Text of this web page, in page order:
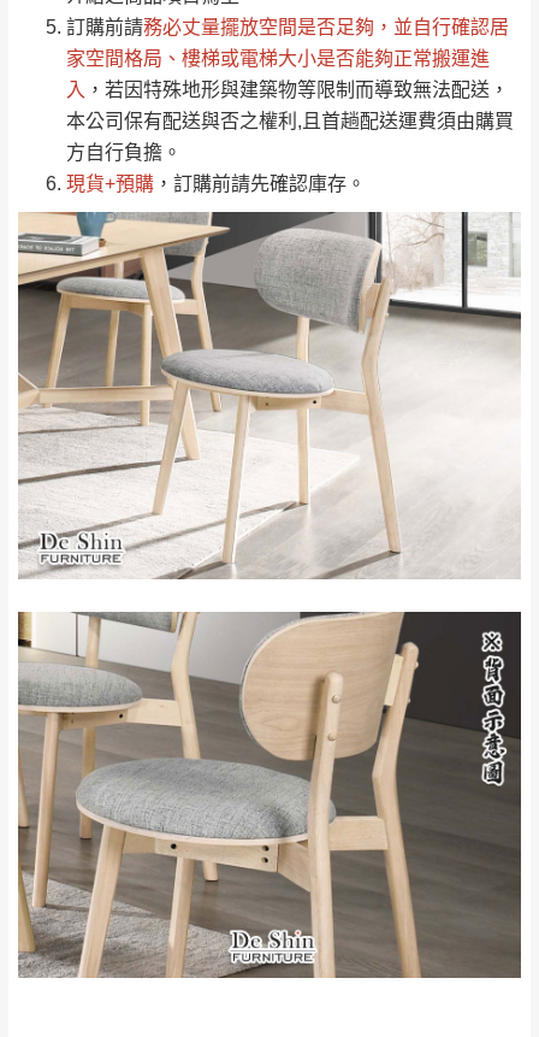
訂購前請務必丈量擺放空間是否足夠 ，並自行確認居
家空間格局、 樓梯或電梯大小是否能夠正常搬運進
入 ，若因特殊地形與建築物等限制而導致無法配送，
本公司保有配送與否之權利,且首趟配送運費須由購買
方自行負擔。
現貨+預購 ，訂購前請先確認庫存。
免 運
費
＊A108產品另收運費
新竹
峨眉鄉、五峰鄉、
橫山、北埔鄉、尖
石鄉、寶山鄉山
區、新埔山區、芎
台北 無
新北
雙溪、貢寮、烏
來、平溪、九份、
里、新店山區、三
峽山區、石碇、坪
林、福隆、淡水山
區、北投湖山路、
基隆
$ 9,000以上：免
$ 9,000以下：
NT$500元
＊A108產品另收運費
基隆山區
苗栗
$ 9,000以上：免
運費
$ 9,000以下：
NT$500元
＊A108產品另收運費
卓蘭鎮、三灣、通
霄山區、西湖、泰
安鄉、大湖鄉、頭
屋、獅潭鄉
配送天數：5~14天
到貨時間：指定送貨日當天以電話聯絡確認
電話聯絡或E-Mail通知確認訂單。
（線上客
服 LINE → @dershin）
下單前先詢問是否現貨 ，若未詢問下單後無
現貨我們客服會再來電或E-Mail與您聯絡
（洽詢方式請搜尋 Line ID →
地區恕無法提供運送 (詳見運送規章)。
配送範圍：
苗栗至基隆；其它地區暫不開放，如因特殊
地型限制(山區、鄉、鎮、村)、樓梯太小、無
法搬運上樓等因素，導致無法配送，
保有出貨的權利。
保護物流人員的工作安全，賣家無提供吊掛
服務，若需以吊車或其他的吊掛方式吊運，
費用將由買方自行支付。
因大型傢俱有組裝、配送的問題，並非一般
快速到貨商品，無法指定特定時間送達，司
機當天到貨前皆會再與您通知，讓你不用整
天在家等貨，以節省您的寶貴時間。
由於百貨公司配送較為不易，故暫無法配送
至百貨公司內部。
發票寄送：
若您選擇三聯式或索取兩聯式發票，發票將於商品
完成出貨15個工作天另行寄出，另外約加上2~7個
工作天內送達，如遇國定假日將順延寄送。
退換貨說明：